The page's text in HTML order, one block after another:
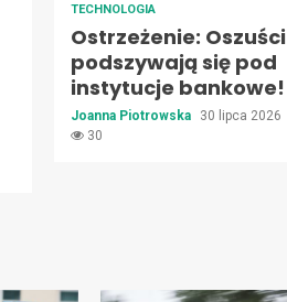
TECHNOLOGIA
Ostrzeżenie: Oszuści
podszywają się pod
instytucje bankowe!
Joanna Piotrowska
30 lipca 2026
30